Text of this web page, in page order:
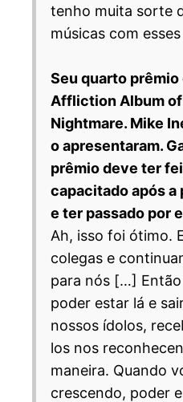
tenho muita sorte
músicas com
Seu quarto
Affliction Album
Nightmare. Mike
o apresentaram.
prêmio deve ter
capacitado após a
e ter passado por
Ah, isso foi ótimo.
colegas e
para nós […]
poder estar lá e
nossos ídolos,
los nos
maneira. Quando
crescendo, poder